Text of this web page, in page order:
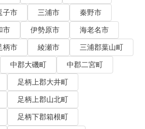
子市 三浦市
秦野市
市 伊勢原市
海老名市
柄市 綾瀬市
三浦郡葉山町
中郡大磯町
中郡二宮町
足柄上郡大井町
足柄上郡山北町
足柄下郡箱根町